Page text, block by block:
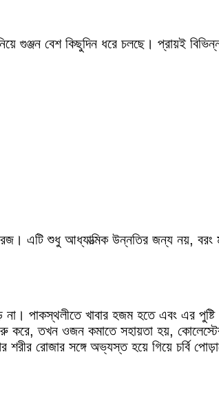
গুঞ্জন বেশ কিছুদিন ধরে চলছে। প্রায়ই
শুধু আধ্যাত্মিক উন্নতির জন্য নয়, বরং
না। পাকস্থলীতে খাবার হজম হতে এবং এর
তখন ওজন কমাতে সহায়তা হয়,
শরীর রোজার সঙ্গে অভ্যস্ত হয়ে গিয়ে চর্বি